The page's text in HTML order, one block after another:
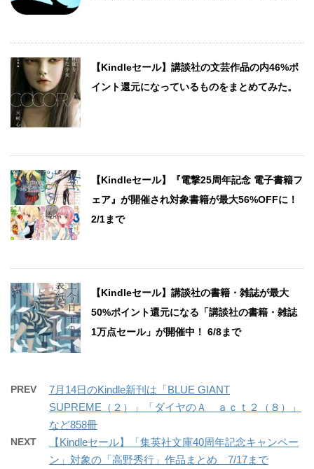
【Kindleセール】講談社の文芸作品の内46%ポ
イント還元になっているものをまとめてみた。
【Kindleセール】『電撃25周年記念 電子書籍フ
ェア』が開催され対象書籍が最大56%OFFに！
2/1まで
【Kindleセール】講談社の書籍・雑誌が最大
50%ポイント還元になる「講談社の書籍・雑誌
1万点セール」が開催中！ 6/8まで
PREV
7月14日のKindle新刊は「BLUE GIANT
SUPREME（２）」「ダイヤのＡ ａｃｔ２（８）」
など858冊
NEXT
【Kindleセール】「集英社文庫40周年記念キャンペー
ン」対象の「高野秀行」作品まとめ 7/17まで